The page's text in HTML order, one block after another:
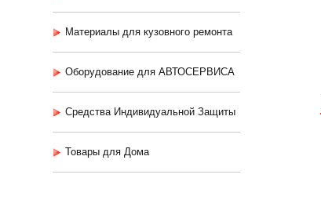
Материалы для кузовного ремонта
Оборудование для АВТОСЕРВИСА
Средства Индивидуальной Защиты
Товары для Дома